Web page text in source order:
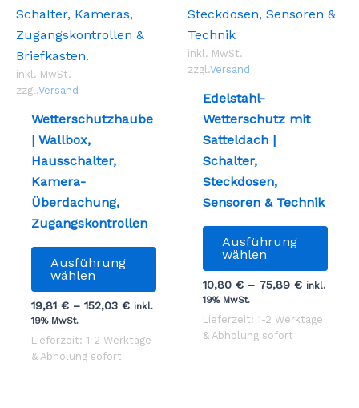
Produktseite
gewählt
werden
inkl. MwSt.
zzgl.Versand
Wetterschutzhaube
| Wallbox,
Hausschalter,
Kamera-
Überdachung,
Zugangskontrollen
Ausführung
wählen
Dieses
Produkt
weist
mehrere
Varianten
19,81€ –152,03€ inkl.
19% MwSt.
Lieferzeit: 1-2 Werktage
& Abholung sofort
inkl. MwSt.
zzgl.Versand
Edelstahl-
Wetterschutz mit
Satteldach |
Schalter,
Steckdosen,
Sensoren & Technik
Ausführung
wählen
weist
10,80€ – 75,89€ inkl.
19% MwSt.
Lieferzeit: 1-2 Werktage
& Abholung sofort